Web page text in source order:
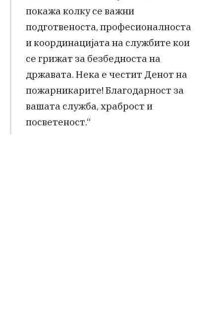
покажа колку се важни
подготвеноста, професионалноста
и координацијата на службите кои
се грижат за безбедноста на
државата. Нека е честит Денот на
пожарникарите! Благодарност за
вашата служба, храброст и
посветеност.“